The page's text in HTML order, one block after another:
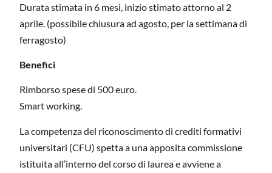
Durata stimata in 6 mesi, inizio stimato attorno al 2
aprile. (possibile chiusura ad agosto, per la settimana di
ferragosto)
Benefici
Rimborso spese di 500 euro.
Smart working.
La competenza del riconoscimento di crediti formativi
universitari (CFU) spetta a una apposita commissione
istituita all’interno del corso di laurea e avviene a